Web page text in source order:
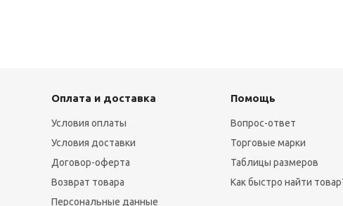
Оплата и доставка
Условия оплаты
Условия доставки
Договор-оферта
Возврат товара
Персональные данные
Помощь
Вопрос-ответ
Торговые марки
Таблицы размеров
Как быстро найти